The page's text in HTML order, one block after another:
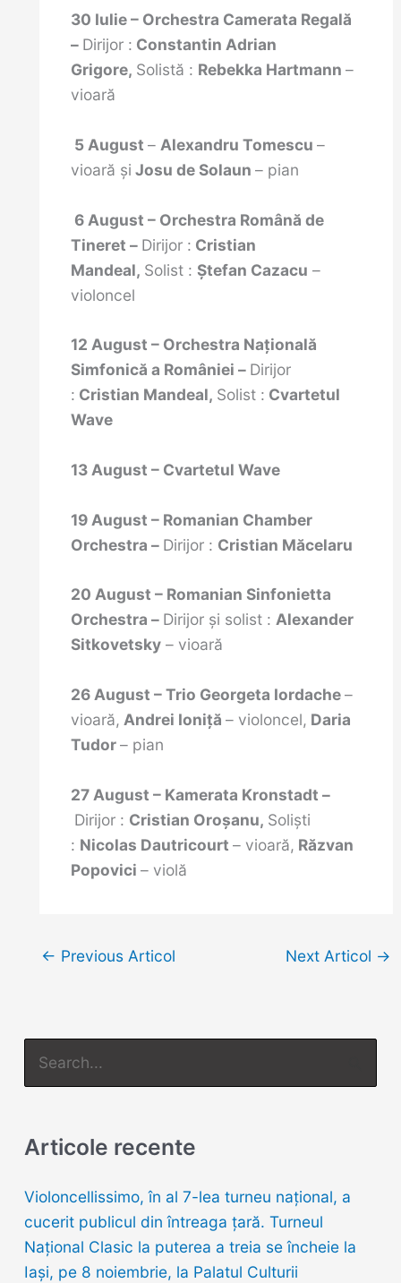
30 Iulie – Orchestra Camerata Regală
– Dirijor : Constantin Adrian
Grigore, Solistă : Rebekka Hartmann –
vioară
5 August – Alexandru Tomescu –
vioară şi Josu de Solaun – pian
6 August – Orchestra Română de
Tineret – Dirijor : Cristian
Mandeal, Solist : Ștefan Cazacu –
violoncel
12 August – Orchestra Naţională
Simfonică a României – Dirijor
: Cristian Mandeal, Solist : Cvartetul
Wave
13 August – Cvartetul Wave
19 August – Romanian Chamber
Orchestra – Dirijor : Cristian Măcelaru
20 August – Romanian Sinfonietta
Orchestra – Dirijor şi solist : Alexander
Sitkovetsky– vioară
26 August – Trio Georgeta Iordache–
vioară, Andrei Ioniţă – violoncel, Daria
Tudor– pian
27 August – Kamerata Kronstadt –
Dirijor : Cristian Oroşanu, Solişti
: Nicolas Dautricourt – vioară, Răzvan
Popovici – violă
← Previous Articol Next Articol →
e
r
h
f
o
r
Articole recente
Violoncellissimo, în al 7-lea turneu naţional, a
cucerit publicul din întreaga țară. Turneul
Național Clasic la puterea a treia se încheie la
Iași, pe 8 noiembrie, la Palatul Culturii